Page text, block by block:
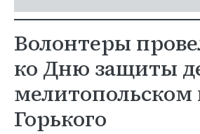
Волонтеры
ко Дню защиты
мелитопольском
Горького